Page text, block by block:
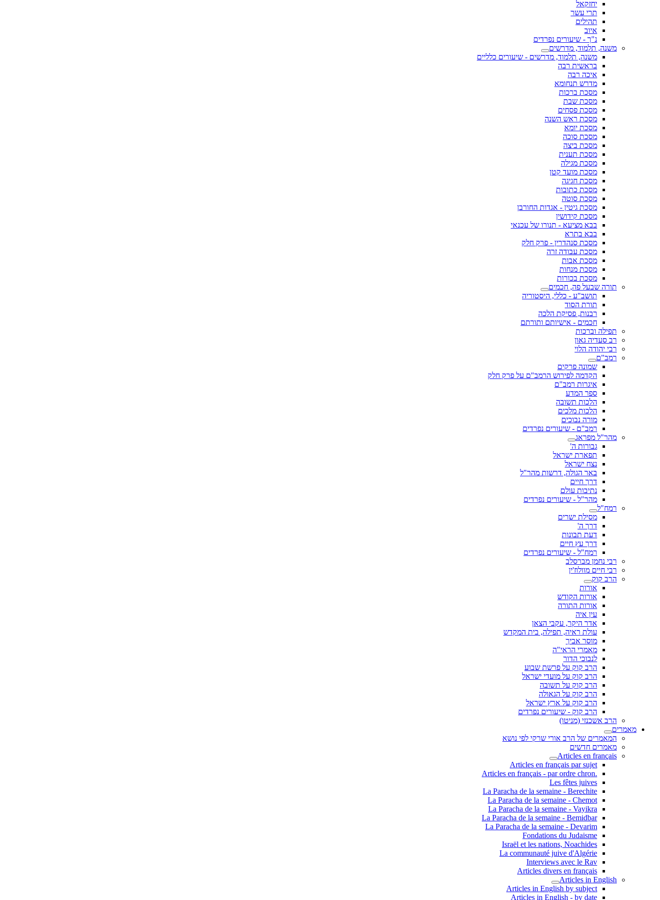
יחזקאל
תרי עשר
תהילים
איוב
נ"ך - שיעורים נפרדים
משנה, תלמוד, מדרשים
משנה, תלמוד, מדרשים - שיעורים כלליים
בראשית רבה
איכה רבה
מדרש תנחומא
מסכת ברכות
מסכת שבת
מסכת פסחים
מסכת ראש השנה
מסכת יומא
מסכת סוכה
מסכת ביצה
מסכת תענית
מסכת מגילה
מסכת מועד קטן
מסכת חגיגה
מסכת כתובות
מסכת סוטה
מסכת גיטין - אגדות החורבן
מסכת קידושין
בבא מציעא - תנורו של עכנאי
בבא בתרא
מסכת סנהדרין - פרק חלק
מסכת עבודה זרה
מסכת אבות
מסכת מנחות
מסכת בכורות
תורה שבעל פה, חכמים
תושב"ע - כללי, היסטוריה
תורת הסוד
רבנות, פסיקת הלכה
חכמים - אישיותם ותורתם
תפילה וברכות
רב סעדיה גאון
רבי יהודה הלוי
רמב"ם
שמונה פרקים
הקדמה לפירוש הרמב"ם על פרק חלק
איגרות רמב"ם
ספר המדע
הלכות תשובה
הלכות מלכים
מורה נבוכים
רמב"ם - שיעורים נפרדים
מהר"ל מפראג
גבורות ה'
תפארת ישראל
נצח ישראל
באר הגולה, דרשות מהר"ל
דרך חיים
נתיבות עולם
מהר"ל - שיעורים נפרדים
רמח"ל
מסילת ישרים
דרך ה'
דעת תבונות
דרך עץ חיים
רמח"ל - שיעורים נפרדים
רבי נחמן מברסלב
רבי חיים מוולוז'ין
הרב קוק
אורות
אורות הקודש
אורות התורה
עין איה
אדר היקר, עקבי הצאן
עולת ראיה, תפילה, בית המקדש
מוסר אביך
מאמרי הראי"ה
לנבוכי הדור
הרב קוק על פרשת שבוע
הרב קוק על מועדי ישראל
הרב קוק על תשובה
הרב קוק על הגאולה
הרב קוק על ארץ ישראל
הרב קוק - שיעורים נפרדים
הרב אשכנזי (מניטו)
מאמרים
המאמרים של הרב אורי שרקי לפי נושא
מאמרים חדשים
Articles en français
Articles en français par sujet
.Articles en français - par ordre chron
Les fêtes juives
La Paracha de la semaine - Berechite
La Paracha de la semaine - Chemot
La Paracha de la semaine - Vayikra
La Paracha de la semaine - Bemidbar
La Paracha de la semaine - Devarim
Fondations du Judaisme
Israël et les nations, Noachides
La communauté juive d'Algérie
Interviews avec le Rav
Articles divers en français
Articles in English
Articles in English by subject
Articles in English - by date